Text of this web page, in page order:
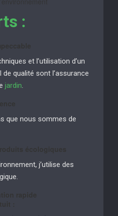
:
et l’utilisation d’un
qualité sont l’assurance
jardin.
que nous sommes de
j’utilise des